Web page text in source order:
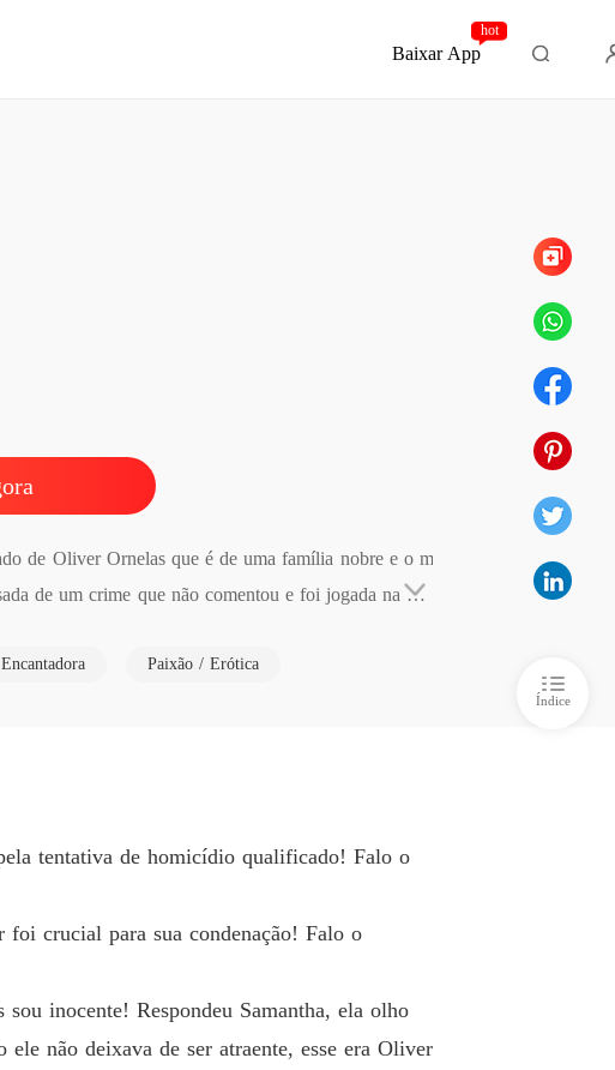
Baixar App
hot
de Oliver Ornelas que é de uma família nobre e o m
de um crime que não comentou e foi jogada na pris
por tudo que Fizeram com ela!
Encantadora Paixão / Erótica
Índice
tentativa de homicídio qualificado! Falo o
crucial para sua condenação! Falo o
inocente! Respondeu Samantha, ela olho
não deixava de ser atraente, esse era Oliver
Capítulo 4 O Segredo De Olga!!!
Capítulo 5 Uma história muito estranha
01/11/2025